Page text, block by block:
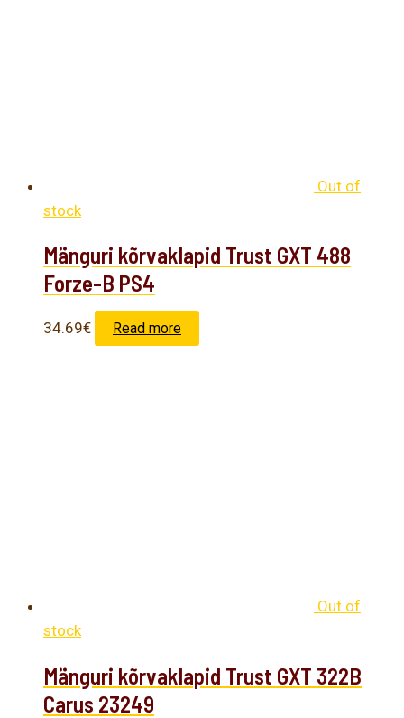
Out of
stock
Mänguri kõrvaklapid Trust GXT 488
Forze-B PS4
34.69€ Read more
Out of
stock
Mänguri kõrvaklapid Trust GXT 322B
Carus 23249